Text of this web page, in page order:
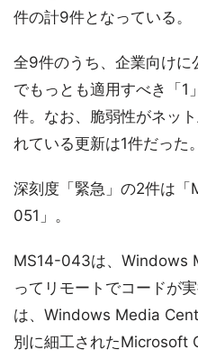
件の計9件となっている。
全9件のうち、企業向け
でもっとも適用すべき「1
件。なお、脆弱性がネッ
れている更新は1件だった。
深刻度「緊急」の2件は
051」。
MS14-043は、Windows
ってリモートでコードが
は、Windows Media
別に細工されたMicrosoft